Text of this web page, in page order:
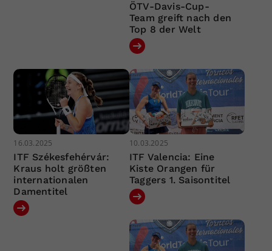
ÖTV-Davis-Cup-
Team greift nach den
Top 8 der Welt
16.03.2025
ITF Székesfehérvár:
Kraus holt größten
internationalen
Damentitel
10.03.2025
ITF Valencia: Eine
Kiste Orangen für
Taggers 1. Saisontitel